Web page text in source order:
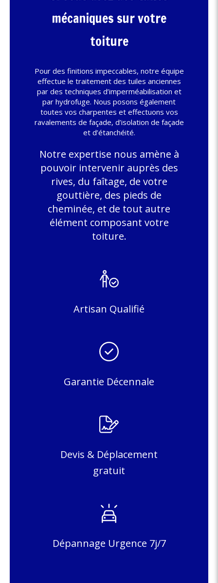
mécaniques sur votre
toiture
Pour des finitions impeccables, notre équipe
effectue le traitement des tuiles anciennes
par des techniques d’imperméabilisation et
par hydrofuge. Nous posons également
toutes vos charpentes et effectuons vos
ravalements de façade, d’isolation de façade
et d’étanchéité.
Notre expertise nous amène à
pouvoir intervenir auprès des
rives, du faîtage, de votre
gouttière, des pieds de
cheminée, et de tout autre
élément composant votre
toiture.
Artisan Qualifié
Garantie Décennale
Devis & Déplacement
gratuit
Dépannage Urgence 7j/7